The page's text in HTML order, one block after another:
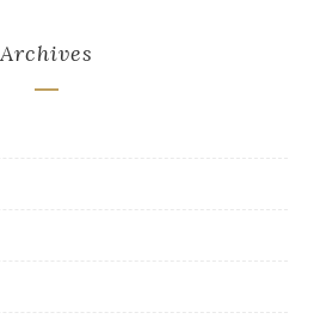
Archives